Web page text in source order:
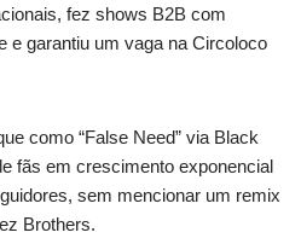
fez shows B2B com
e garantiu um vaga na Circoloco
como “False Need” via Black
fãs em crescimento exponencial
sem mencionar um remix
Brothers.